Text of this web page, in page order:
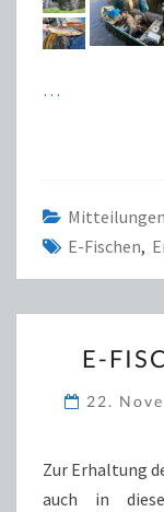
…
Mitteilungen
E-Fischen,
E-
22.
Zur Erhaltung
auch in